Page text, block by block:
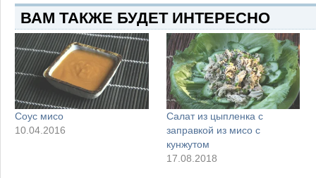
ВАМ ТАКЖЕ БУДЕТ ИНТЕРЕСНО
Соус мисо
10.04.2016
Салат из цыпленка с
заправкой из мисо с
кунжутом
17.08.2018